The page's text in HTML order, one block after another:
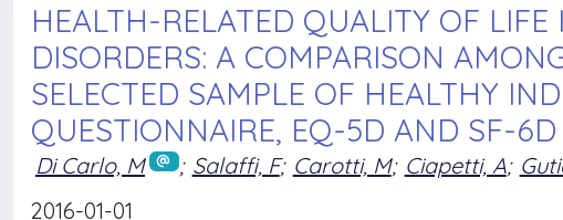
HEALTH-RELATED QUALITY OF
DISORDERS: A COMPARISON
SELECTED SAMPLE OF HEALTHY
QUESTIONNAIRE, EQ-5D AND SF-
Di Carlo, M ; Salaffi, F; Carotti, M; Ciapetti, A;
2016-01-01